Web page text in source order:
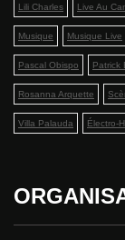
Lili Charles Live Au
Musique Musique Live
Pascal Obispo Patrick
Rosanna Arquette
Villa Palauda Électro-